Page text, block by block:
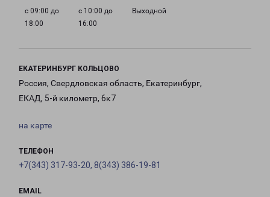
с 09:00 до
18:00
с 10:00 до
16:00
Выходной
ЕКАТЕРИНБУРГ КОЛЬЦОВО
Россия, Свердловская область, Екатеринбург,
ЕКАД, 5-й километр, 6к7
на карте
ТЕЛЕФОН
+7(343) 317-93-20, 8(343) 386-19-81
EMAIL